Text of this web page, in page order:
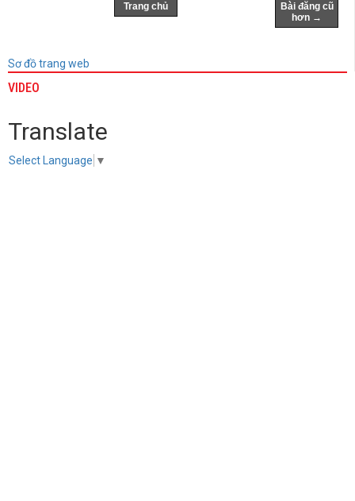
Bài đăng cũ
hơn →
Trang chủ
Sơ đồ trang web
VIDEO
Translate
Select Language ▼